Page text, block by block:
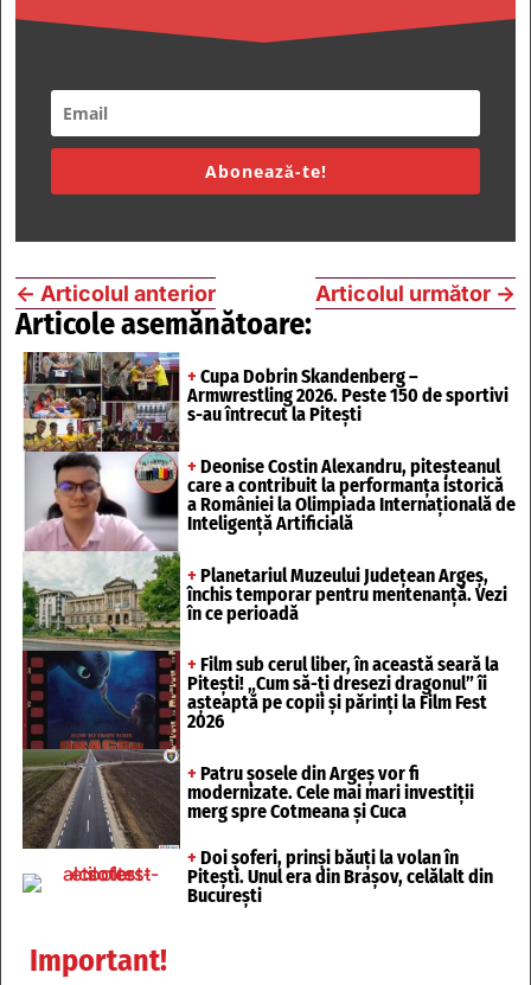
Abonează-te!
← Articolul anterior Articolul următor →
Articole asemănătoare:
+ Cupa Dobrin Skandenberg –
Armwrestling 2026. Peste 150 de sportivi
s-au întrecut la Pitești
+ Deonise Costin Alexandru, piteșteanul
care a contribuit la performanța istorică
a României la Olimpiada Internațională de
Inteligență Artificială
+ Planetariul Muzeului Județean Argeș,
închis temporar pentru mentenanță. Vezi
în ce perioadă
+ Film sub cerul liber, în această seară la
Pitești! „Cum să-ți dresezi dragonul” îi
așteaptă pe copii și părinți la Film Fest
2026
+ Patru șosele din Argeș vor fi
modernizate. Cele mai mari investiții
merg spre Cotmeana și Cuca
+ Doi șoferi, prinși băuți la volan în
Pitești. Unul era din Brașov, celălalt din
București
Important!